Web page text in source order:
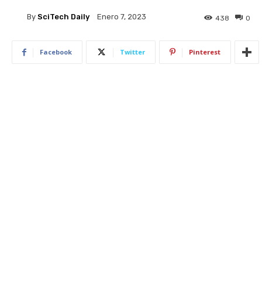
By SciTech Daily Enero 7, 2023 0
438
Facebook Twitter Pinterest